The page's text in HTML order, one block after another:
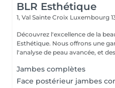
BLR Esthétique
1, Val Sainte Croix Luxembourg
Découvrez l'excellence de la
Esthétique. Nous offrons une
l'analyse de peau avancée, et
Jambes complètes
Face postérieur jambes